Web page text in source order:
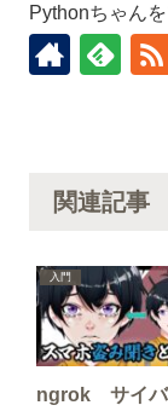
Pythonちゃん
関連記事
入門
ngrok サイバ